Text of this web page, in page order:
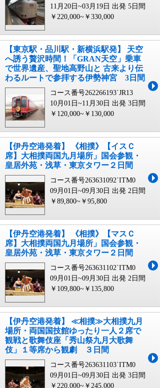
11月20日~03月19日 出発 5日間
￥220,000~￥330,000
【東京駅・品川駅・新横浜駅発】 天空
へ誘う贅沢時間！「GRAN天空」乗車
で世界遺産、聖地高野山と 古来より伝
わるルートで参拝する伊勢神宮 3日間
コース番号262266193`JR13
10月01日~11月30日 出発 3日間
￥120,000~￥130,000
【伊丹空港発着】 《相撲》【イスＣ
席】大相撲両国九月場所」国会参観・
皇居外苑・浅草・東京タワー２日間
コース番号263631092`ITM0
09月01日~09月30日 出発 2日間
￥89,800~￥95,800
【伊丹空港発着】 《相撲》【マスＣ
席】大相撲両国九月場所」国会参観・
皇居外苑・浅草・東京タワー２日間
コース番号263631102`ITM0
09月01日~09月30日 出発 2日間
￥109,800~￥135,800
【伊丹空港発着】 ≪相撲≫大相撲九月
場所・両国国技館ゆったり一人２席で
観戦と歌舞伎座「秀山祭九月大歌舞
伎」１等席から観劇 ３日間
コース番号263631103`ITM0
09月01日~09月30日 出発 3日間
￥220,000~￥245,000